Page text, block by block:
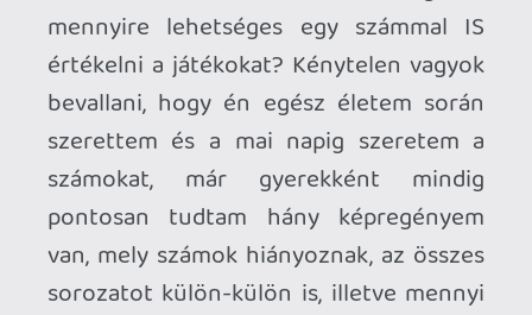
címmel egyetemben, de természetesen
nagyon érdekelt, hogy miért hullott rá a
tízes-eső és miért tartják sokan az
utóbbi évek, illetve minden idők egyik
legkiválóbb játékaként számon. Bizonyos
arcok írásait akkor is mindig elolvasom,
ha nincs pontszámmal értékelve a játék
(pl: Grath vagy Stöki), vagy akkor is
kíváncsi vagyok a véleményükre, ha csak
beszélgetnek az aktuális
megjelenésekről (pl: Konnektor Podcast).